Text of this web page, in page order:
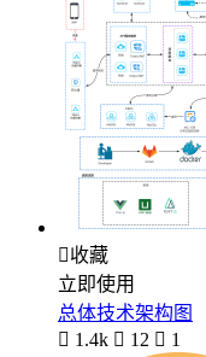
收藏
立即使用
总体技术架构图
 1.4k  12  1